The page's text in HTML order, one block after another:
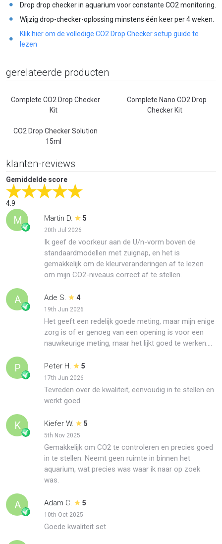
Drop drop checker in aquarium voor constante CO2 monitoring.
Wijzig drop-checker-oplossing minstens één keer per 4 weken.
Klik hier om de volledige CO2 Drop Checker setup guide te
lezen
klanten-reviews
Gemiddelde score
4.9
M Martin D. 5
20th Jul 2026
Ik geef de voorkeur aan de U/n-vorm boven de
standaardmodellen met zuignap, en het is
gemakkelijk om de kleurveranderingen af te lezen
om mijn CO2-niveaus correct af te stellen.
A Ade S. 4
19th Jun 2026
Het geeft een redelijk goede meting, maar mijn enige
zorg is of er genoeg van een opening is voor een
nauwkeurige meting, maar het lijkt goed te werken....
P Peter H. 5
17th Jun 2026
Tevreden over de kwaliteit, eenvoudig in te stellen en
werkt goed
K Kiefer W. 5
5th Nov 2025
Gemakkelijk om CO2 te controleren en precies goed
in te stellen. Neemt geen ruimte in binnen het
aquarium, wat precies was waar ik naar op zoek
was.
A Adam C. 5
10th Oct 2025
Goede kwaliteit set
gerelateerde producten
Complete CO2 Drop Checker
Kit
Complete Nano CO2 Drop
Checker Kit
CO2 Drop Checker Solution
15ml